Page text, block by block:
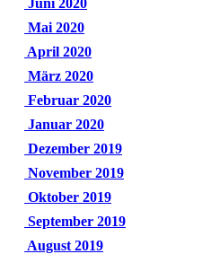
Juni 2020
Mai 2020
April 2020
März 2020
Februar 2020
Januar 2020
Dezember 2019
November 2019
Oktober 2019
September 2019
August 2019